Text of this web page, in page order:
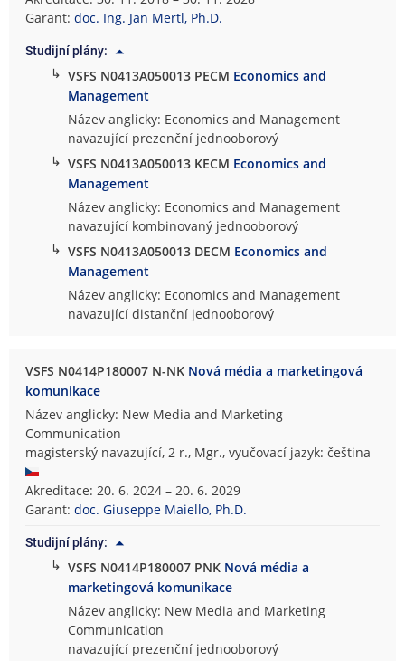
Garant:doc. Ing. Jan Mertl, Ph.D.
Studijní plány:
↳ VSFS N0413A050013 PECM Economics and
Management
Název anglicky: Economics and Management
navazující prezenční jednooborový
↳ VSFS N0413A050013 KECM Economics and
Management
Název anglicky: Economics and Management
navazující kombinovaný jednooborový
↳ VSFS N0413A050013 DECM Economics and
Management
Název anglicky: Economics and Management
navazující distanční jednooborový
VSFS N0414P180007 N-NK Nová média a marketingová
komunikace
Název anglicky: New Media and Marketing
Communication
magisterský navazující, 2 r., Mgr., vyučovací jazyk: čeština
Akreditace: 20. 6. 2024 – 20. 6. 2029
Garant:doc. Giuseppe Maiello, Ph.D.
Studijní plány:
↳ VSFS N0414P180007 PNK Nová média a
marketingová komunikace
Název anglicky: New Media and Marketing
Communication
navazující prezenční jednooborový